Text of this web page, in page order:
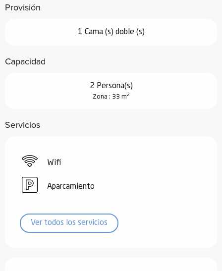
Provisión
1 Cama (s) doble (s)
Capacidad
2 Persona(s)
Zona : 33 m 2
Servicios
Wifi
Aparcamiento
Ver todos los servicios